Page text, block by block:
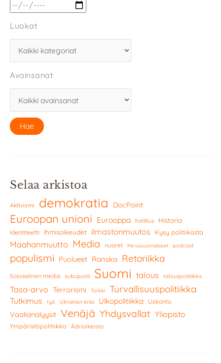
Luokat
Avainsanat
Selaa arkistoa
Aktivismi demokratia DocPoint
Euroopan unioni Eurooppa hallitus Historia
Identiteetti Ihmisoikeudet ilmastonmuutos Kysy politiikasta
Maahanmuutto Media nuoret Perussuomalaiset podcast
populismi Puolueet Ranska Retoriikka
Sosiaalinen media sukupuoli Suomi talous talouspolitiikka
Tasa-arvo Terrorismi Turkki Turvallisuuspolitiikka
Tutkimus työ Ukrainan kriisi Ulkopolitiikka Uskonto
Vaalianalyysit Venäjä Yhdysvallat Yliopisto
Ympäristöpolitiikka Äärioikeisto